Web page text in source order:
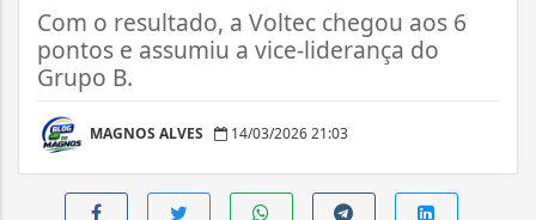
Com o resultado, a Voltec chegou aos 6
pontos e assumiu a vice-liderança do
Grupo B.
MAGNOS ALVES 14/03/2026 21:03